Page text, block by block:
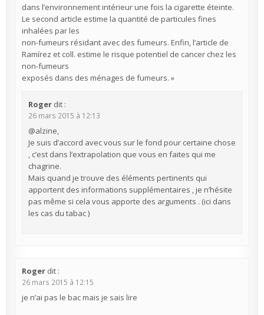
dans l’environnement intérieur une fois la cigarette éteinte.
Le second article estime la quantité de particules fines
inhalées par les
non-fumeurs résidant avec des fumeurs. Enfin, l’article de
Ramírez et coll. estime le risque potentiel de cancer chez les
non-fumeurs
exposés dans des ménages de fumeurs. »
Roger dit :
26 mars 2015 à 12:13
@alzine,
Je suis d’accord avec vous sur le fond pour certaine chose
, c’est dans l’extrapolation que vous en faites qui me
chagrine.
Mais quand je trouve des éléments pertinents qui
apportent des informations supplémentaires , je n’hésite
pas même si cela vous apporte des arguments . (ici dans
les cas du tabac )
Roger dit :
26 mars 2015 à 12:15
je n’ai pas le bac mais je sais lire